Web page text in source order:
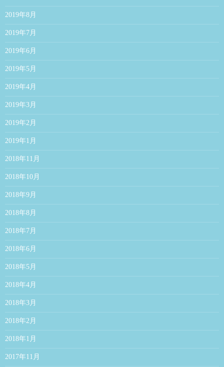
2019年8月
2019年7月
2019年6月
2019年5月
2019年4月
2019年3月
2019年2月
2019年1月
2018年11月
2018年10月
2018年9月
2018年8月
2018年7月
2018年6月
2018年5月
2018年4月
2018年3月
2018年2月
2018年1月
2017年11月